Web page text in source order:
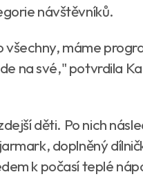
návštěvníků.
všechny, máme
na své," potvrdila
děti. Po nich
doplněný
k počasí teplé